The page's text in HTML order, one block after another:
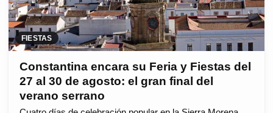
FIESTAS
Constantina encara su Feria y Fiestas del
27 al 30 de agosto: el gran final del
verano serrano